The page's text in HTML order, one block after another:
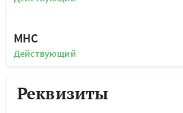
МНС
Действующий
Реквизиты